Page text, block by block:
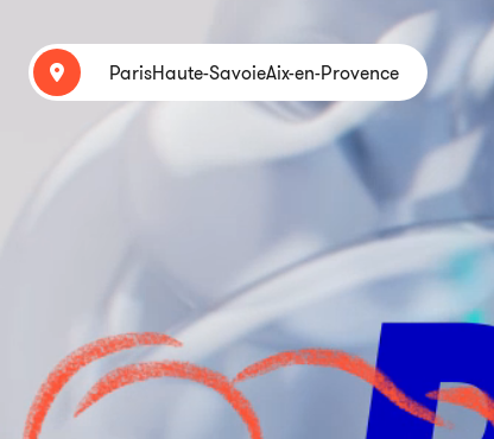
ParisHaute-SavoieAix-en-Provence